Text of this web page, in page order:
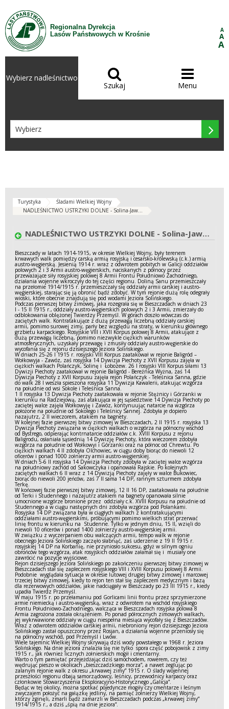
Przejdź do treści
Regionalna Dyrekcja
Lasów Państwowych w Krośnie
A
A
A
Wybierz nadleśnictwo 
Szukaj

Menu

Turystyka
Śladami Wielkiej Wojny
NADLEŚNICTWO USTRZYKI DOLNE - Solina-Jaw...
NADLEŚNICTWO USTRZYKI DOLNE - Solina-Jawor 1915 r.
Bieszczady w latach 1914-1915, w okresie Wielkiej Wojny, były terenem
krwawych walk pomiędzy carską armią rosyjską i cesarsko-królewską (c.k.) armią
austro-węgierską. Jesienią 1914 r. wraz z odwrotem pobitych w Galicji oddziałów
polowych 2 i 3 Armii austro-węgierskich, naciskanych z północy przez
przeważające siły rosyjskiej polowej 8 Armii Frontu Południowo Zachodniego,
działania wojenne wkroczyły do tej części regionu. Doliną Sanu przemieszczały
na przełomie 1914/1915 r. przemieszczały się oddziały armii carskiej i austro-
węgierskiej, starając się ją obronić bądź zdobyć. W tym rejonie dużą rolę odegrały
wioski, które obecnie znajdują się pod wodami Jeziora Solińskiego.
Podczas pierwszej bitwy zimowej, jaka rozegrała się w Bieszczadach w dniach 23
I - 15 II 1915 r., oddziały austro-węgierskich polowych 2 i 3 Armii, zmierzały do
odblokowania oblężonej Twierdzy Przemyśl. W górach doszło wówczas do
zaciętych walk. Kontratakujące z dużą przewagą liczebną oddziały carskiej
armii, pomimo surowej zimy, parły bez względu na straty, w kierunku głównego
grzbietu karpackiego. Rosyjskie VIII i XVII Korpus polowej 8 Armii, atakujące z
dużą przewagą liczebną, pomimo niezwykle ciężkich warunków
atmosferycznych, uzyskały przewagę i zmusiły oddziały austro-węgierskie do
wycofania się z rejonu dzisiejszego Jeziora Solińskiego.
W dniach 25-26 I 1915 r. rosyjski VIII Korpus zaatakował w rejonie Baligród –
Wołkowyja - Zawóz, zaś rosyjska 14 Dywizja Piechoty z XVII Korpusu zajęła w
ciężkich walkach Polańczyk, Solinę i Łobozew. 26 I rosyjski VIII Korpus siłami 13
Dywizji Piechoty zaatakował w rejonie Baligród - Bereźnica Wyżna, zaś 14
Dywizja Piechoty z XVII Korpusu zajęła rejon Polańczyk - Teleśnica Sanna, gdzie
do walk 28 I weszła spieszona rosyjska 11 Dywizja Kawalerii, atakując wzgórza
na południe od wsi Sokole i Teleśnica Sanna.
1 II rosyjska 13 Dywizja Piechoty zaatakowała w rejonie Stężnicy i Górzanki w
kierunku na Radziejową, zaś atakująca w jej sąsiedztwie 14 Dywizja Piechoty po
zaciętej walce zajęła Wołkowyję i Zawóz, kontynuując natarcie na wzgórza
położone na południe od Sokolego i Teleśnicy Sannej. Zdobyła je dopiero
nazajutrz, 2 II wieczorem, atakiem na bagnety.
W kolejnej fazie pierwszej bitwy zimowej w Bieszczadach, 2 II 1915 r. rosyjska 13
Dywizja Piechoty związana w ciężkich walkach o wzgórza na północny wschód
od Bystrego, odpierając kontrnatarcie oddziałów c.k. XVIII Korpusu z rejonu
Baligrodu, osłaniała sąsiednią 14 Dywizję Piechoty, która wieczorem zdobyła
wzgórza na południe od Wołkowyi i Górzanki oraz na północ od Chrewtu. Po
ciężkich walkach 4 II zdobyła Olchowiec, w ciągu doby biorąc do niewoli 12
oficerów i ponad 1000 żołnierzy armii austro-węgierskiej.
W dniach 5-6 II rosyjska 14 Dywizja Piechoty zdobyła w zaciętej walce wzgórza
na południowy zachód od Sakowczyka i opanowała Rajskie. Po kolejnych
zaciętych walkach 6 II wraz z 14 Dywizją Piechoty zajęły w walce Bukowiec,
biorąc do niewoli 200 jeńców, zaś 7 II sama 14 DP, rannym szturmem zdobyła
Terkę.
W końcowej fazie pierwszej bitwy zimowej, 12 II 16 DP, zaatakowała na południe
od Terki i Studennego i nazajutrz atakiem na bagnety opanowała silnie
umocnione wzgórze bronione przez oddziały c.k. XVIII Korpusu na południe od
Studennego a w ciągu następnych dni zdobyła wzgórza pod Polankami.
Rosyjska 14 DP związana była w ciągłych walkach z kontratakującymi
oddziałami austro-węgierskimi, próbującymi pomimo wielkich strat przerwać
linię frontu w kierunku na Studenne. Tylko w jednym dniu, 15 II, wzięli do
niewoli 10 oficerów i ponad 1400 żołnierzy austro-węgierskiej armii.
W związku z wyczerpaniem obu walczących armii, tempo walk w rejonie
obecnego Jeziora Solińskiego zaczęło słabnąć, zaś uderzenie z 19 II 1915 r.
rosyjskiej 14 DP na Korbanię, nie przyniosło sukcesu, gdyż w silnym ogniu
obrońców tego wzgórza, atak rosyjskich oddziałów załamał się i musiały one
zawrócić na pozycje wyjściowe.
Rejon dzisiejszego Jeziora Solińskiego po zakończeniu pierwszej bitwy zimowej w
Bieszczadach stał się zapleczem rosyjskiego VIII i XVIII Korpusu polowej 8 Armii.
Podobnie wyglądała sytuacja w okresie lutowej drugiej bitwy zimowej i marcowej
trzeciej bitwy zimowej, kiedy to rejon ten stał się zapleczem medycznym i bazą
dla rezerwowych oddziałów, jakie nadciągały w Bieszczady po 23 III 1915 r., kiedy
upadła Twierdz Przemyśl.
W maju 1915 r. po przełamaniu pod Gorlicami linii frontu przez sprzymierzone
armie niemiecką i austro-węgierską, wraz z odwrotem na wschód rosyjskiego
Frontu Południowo-Zachodniego, walcząca w Bieszczadach rosyjska polowa 8
Armia zagrożona została okrążeniem. Po ponad półrocznych zimowych walkach,
jej wykrwawione oddziały w ciągu niespełna miesiąca wycofały się z Bieszczadów.
Wraz z odwrotem oddziałów carskiej armii, niebroniony rejon dzisiejszego Jeziora
Solińskiego zastał opuszczony przez Rosjan, a działania wojenne przeniosły się
na północny wschód, pod Przemyśl i Lwów.
Wiele tajemnic Wielkiej Wojny skrywają dziś wody powstałego w 1968 r. Jeziora
Solińskiego. Na dnie jeziora znalazła się nie tylko spora część pobojowisk z zimy
1915 r., jak również licznych żołnierskich mogił i cmentarny.
Warto o tym pamiętać przejeżdżając dziś samochodem, rowerem, czy też
wędrując pieszo w okolicach „bieszczadzkiego morza”, a nawet żeglując po
zalanym rejonie walk z okresu „krwawej zimy” 1915 r. O ślady wojennej
przeszłości regionu dbają samorządowcy, leśnicy, przewodnicy karpaccy oraz
członkowie Stowarzyszenia Eksploracyjno-Historycznego „Galicja”.
Będąc w tej okolicy, można spotkać pojedyncze mogiły czy cmentarze i leśnym
zwyczajem położyć na gałązkę jedliny, na pamięć żołnierzy Wielkiej Wojny,
którzy zginęli, zmarli bądź zamarzli w Bieszczadach podczas „krwawej zimy”
1914/1915 r., a dziś „śpią na dnie jeziora”.